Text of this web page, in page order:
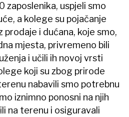
zaposlenika, uspjeli smo
a kolege su pojačanje
prodaje i dućana, koje smo,
mjesta, privremeno bili
i učili ih novoj vrsti
koji su zbog prirode
nabavili smo potrebnu
iznimno ponosni na njih
na terenu i osiguravali